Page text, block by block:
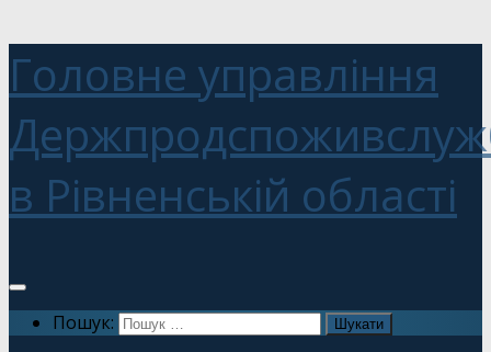
Головне управління
в Рівненській області
Пошук: